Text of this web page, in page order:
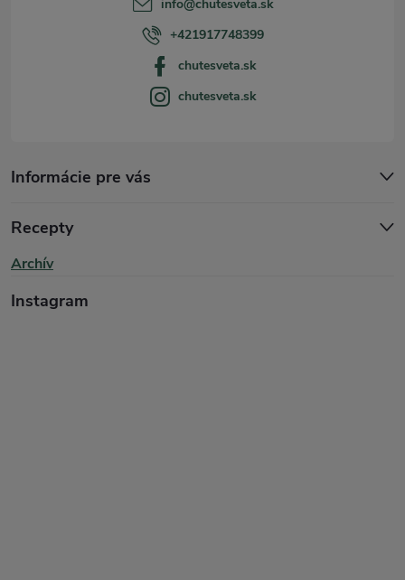
info@chutesveta.sk
+421917748399
chutesveta.sk
chutesveta.sk
Informácie pre vás
Recepty
Archív
Instagram